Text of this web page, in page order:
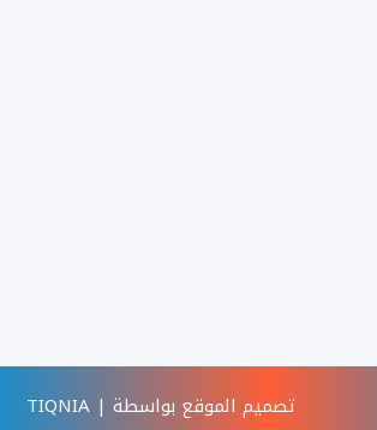
تصميم الموقع بواسطة | TIQNIA